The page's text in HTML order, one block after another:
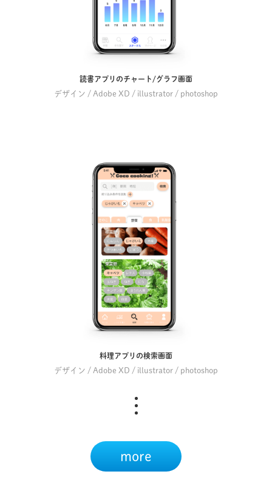
読書アプリのチャート/グラフ画面
デザイン / Adobe XD / illustrator / photoshop
料理アプリの検索画面
デザイン / Adobe XD / illustrator / photoshop
more